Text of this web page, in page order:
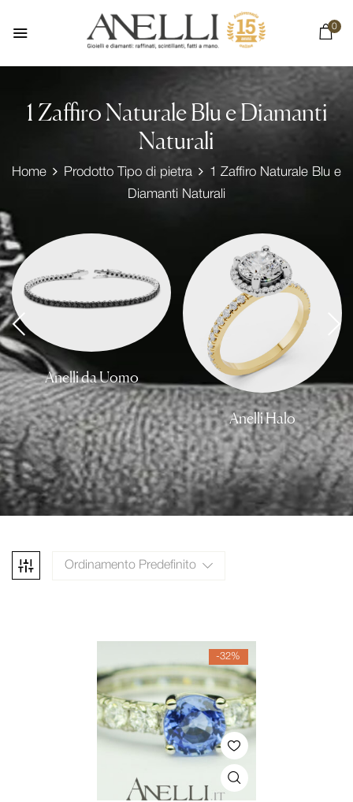
0
1 Zaffiro Naturale Blu e Diamanti
Naturali
Home Prodotto Tipo di pietra
1 Zaffiro Naturale Blu e
Diamanti Naturali
Anelli da Uomo
Anelli Halo
Ordinamento Predefinito
-32%